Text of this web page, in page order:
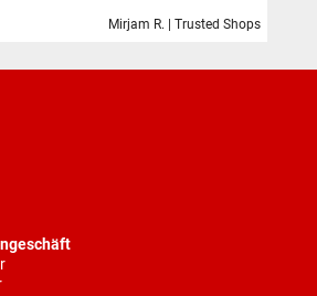
Mirjam R. | Trusted Shops